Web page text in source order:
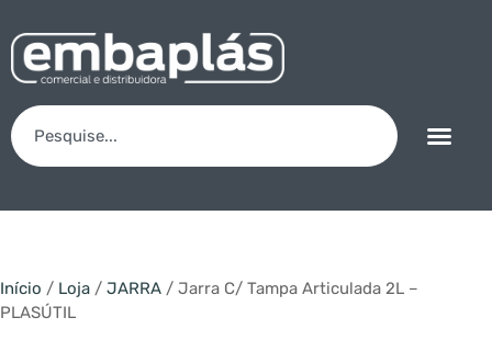
Início / Loja / JARRA / Jarra C/ Tampa Articulada 2L –
PLASÚTIL